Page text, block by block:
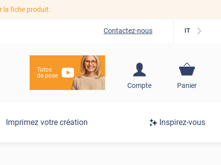
la fiche produit.
Contactez-nous IT
Tutos
de pose
Compte
S'inscrire / Se
Panier
Imprimez votre création Inspirez-vous